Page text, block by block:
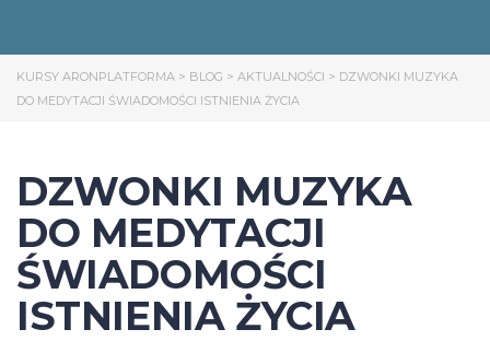
KURSY ARONPLATFORMA > BLOG > AKTUALNOŚCI > DZWONKI MUZYKA
DO MEDYTACJI ŚWIADOMOŚCI ISTNIENIA ŻYCIA
DZWONKI MUZYKA
DO MEDYTACJI
ŚWIADOMOŚCI
ISTNIENIA ŻYCIA